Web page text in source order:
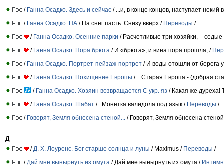
/ Ганна Осадко. Здесь и сейчас / ...и, в конце концов, наступает
/ Ганна Осадко. НА / На снег пасть. Снизу вверх / Переводы /
/ Ганна Осадко. Осенние парки / Расчетливые три хозяйки, –
/ Ганна Осадко. Пора брюта / И «брюта», и вина пора прошла, /
/ Ганна Осадко. Портрет-пейзаж-портрет / И воды отошли от берега
/ Ганна Осадко. Похищение Европы / ...Старая Европа - (добрая
/ Ганна Осадко. Хозяин возвращается С укр. яз / Какая же дуреха!
/ Ганна Осадко. Шабат / ..Монетка валидола под язык / Переводы /
/ Говорят, Земля обнесена стеной... / Говорят, Земля обнесена
Д
/ Д. Х. Лоуренс. Бог старше солнца и луны / Maximus / Переводы /
/ Дай мне вынырнуть из омута / Дай мне вынырнуть из омута /